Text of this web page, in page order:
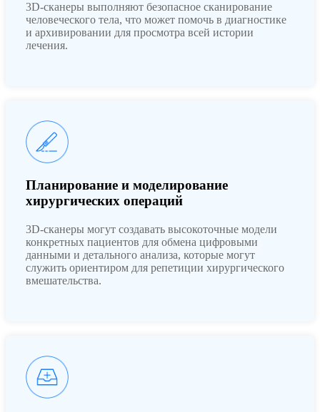
3D-сканеры выполняют безопасное сканирование
человеческого тела, что может помочь в диагностике
и архивировании для просмотра всей истории
лечения.
Планирование и моделирование
хирургических операций
3D-сканеры могут создавать высокоточные модели
конкретных пациентов для обмена цифровыми
данными и детального анализа, которые могут
служить ориентиром для репетиции хирургического
вмешательства.